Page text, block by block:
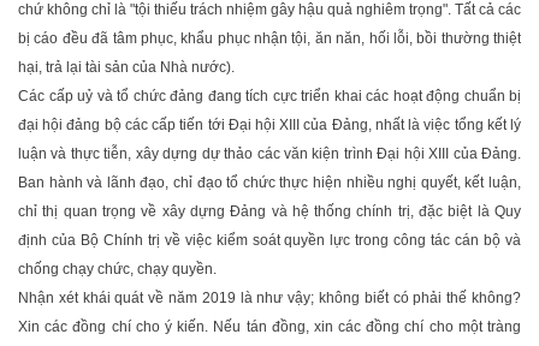
chứ không chỉ là "tội thiếu trách nhiệm gây hậu quả nghiêm trọng". Tất cả các
bị cáo đều đã tâm phục, khẩu phục nhận tội, ăn năn, hối lỗi, bồi thường thiệt
hại, trả lại tài sản của Nhà nước).
Các cấp uỷ và tổ chức đảng đang tích cực triển khai các hoạt động chuẩn bị
đại hội đảng bộ các cấp tiến tới Đại hội XIII của Đảng, nhất là việc tổng kết lý
luận và thực tiễn, xây dựng dự thảo các văn kiện trình Đại hội XIII của Đảng.
Ban hành và lãnh đạo, chỉ đạo tổ chức thực hiện nhiều nghị quyết, kết luận,
chỉ thị quan trọng về xây dựng Đảng và hệ thống chính trị, đặc biệt là Quy
định của Bộ Chính trị về việc kiểm soát quyền lực trong công tác cán bộ và
chống chạy chức, chạy quyền.
Nhận xét khái quát về năm 2019 là như vậy; không biết có phải thế không?
Xin các đồng chí cho ý kiến. Nếu tán đồng, xin các đồng chí cho một tràng